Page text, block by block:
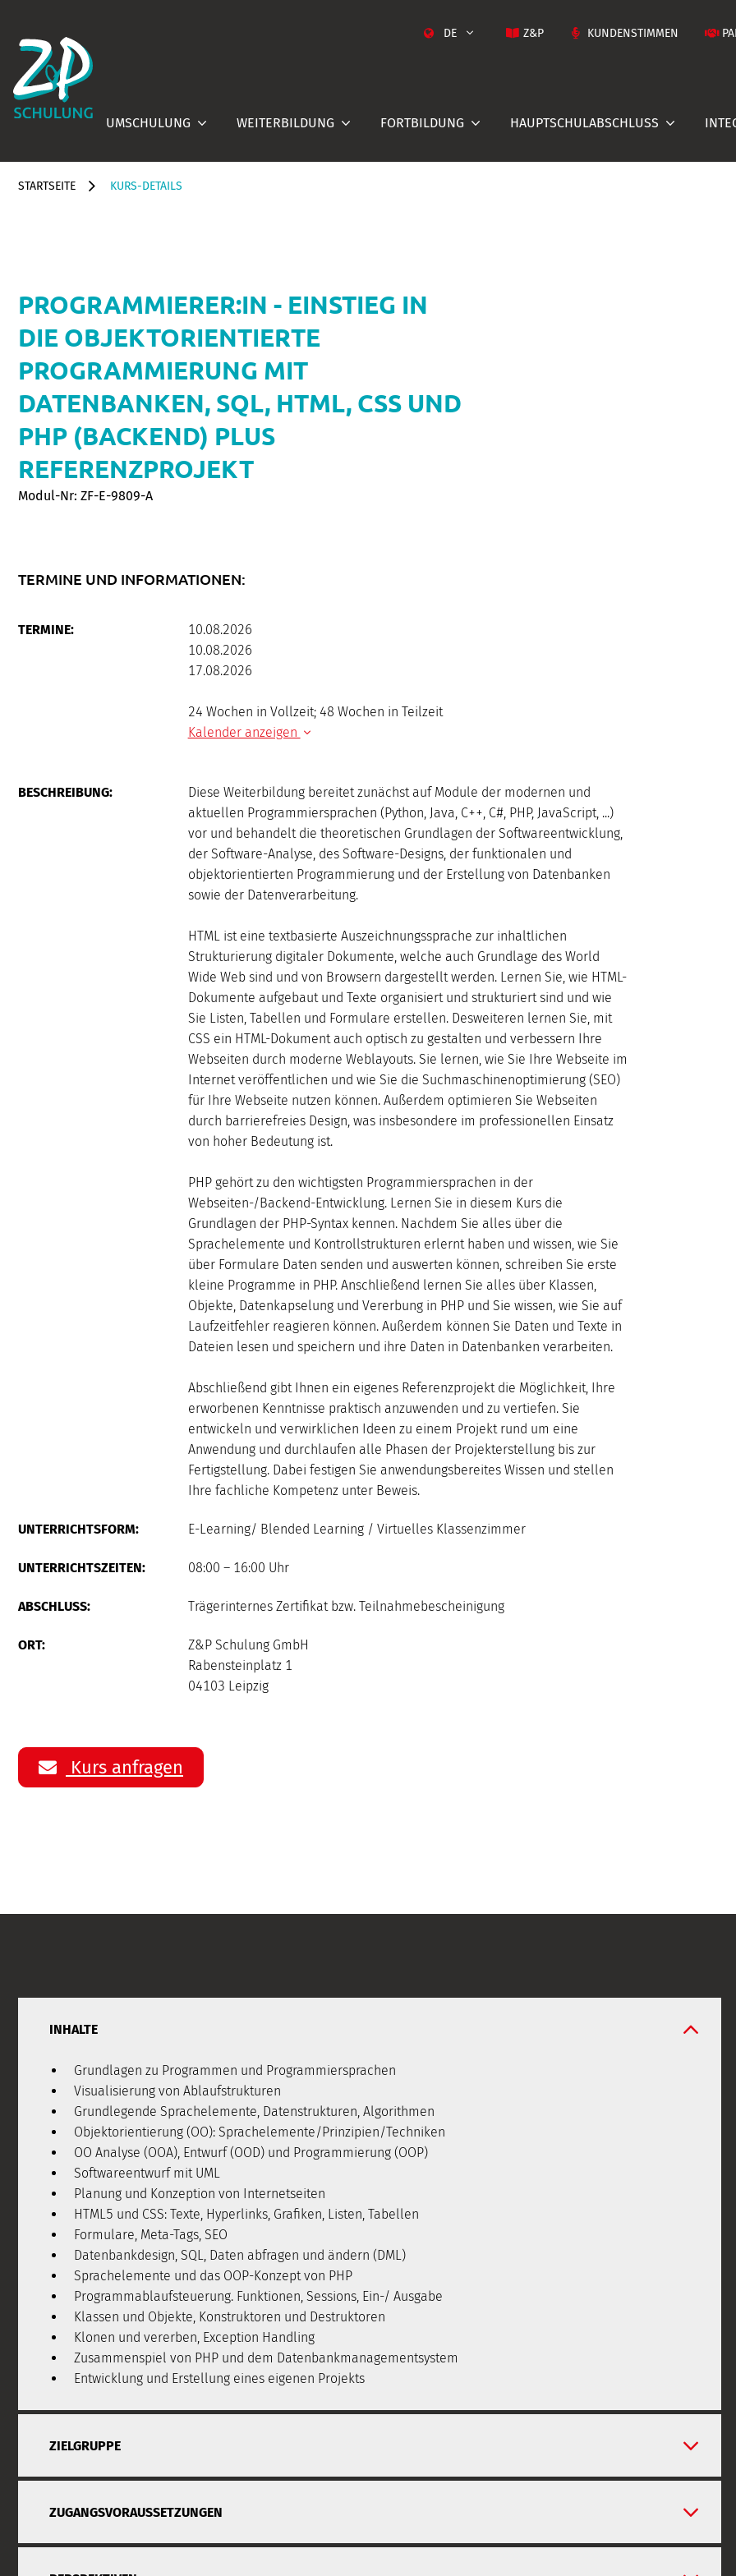
DE Z&P KUNDENSTIMMEN
UMSCHULUNG WEITERBILDUNG FORTBILDUNG HAUPTSCHULABSCHLUSS
STARTSEITE KURS-DETAILS
PROGRAMMIERER:IN - EINSTIEG IN
DIE OBJEKTORIENTIERTE
PROGRAMMIERUNG MIT
DATENBANKEN, SQL, HTML, CSS UND
PHP (BACKEND) PLUS
REFERENZPROJEKT
Modul-Nr: ZF-E-9809-A
TERMINE UND INFORMATIONEN:
TERMINE:
10.08.2026
10.08.2026
17.08.2026
24 Wochen in Vollzeit; 48 Wochen in Teilzeit
Kalender anzeigen
Mo Di Mi Do Fr Sa
3
4 6 7
10
11 12 13 14 15
17
18 19
31
BESCHREIBUNG:
Diese Weiterbildung bereitet zunächst auf Module der modernen und
aktuellen Programmiersprachen (Python, Java, C++, C#, PHP, JavaScript, ...)
vor und behandelt die theoretischen Grundlagen der Softwareentwicklung,
der Software-Analyse, des Software-Designs, der funktionalen und
objektorientierten Programmierung und der Erstellung von Datenbanken
sowie der Datenverarbeitung.
HTML ist eine textbasierte Auszeichnungssprache zur inhaltlichen
Strukturierung digitaler Dokumente, welche auch Grundlage des World
Wide Web sind und von Browsern dargestellt werden. Lernen Sie, wie HTML-
Dokumente aufgebaut und Texte organisiert und strukturiert sind und wie
Sie Listen, Tabellen und Formulare erstellen. Desweiteren lernen Sie, mit
CSS ein HTML-Dokument auch optisch zu gestalten und verbessern Ihre
Webseiten durch moderne Weblayouts. Sie lernen, wie Sie Ihre Webseite im
Internet veröffentlichen und wie Sie die Suchmaschinenoptimierung (SEO)
für Ihre Webseite nutzen können. Außerdem optimieren Sie Webseiten
durch barrierefreies Design, was insbesondere im professionellen Einsatz
von hoher Bedeutung ist.
PHP gehört zu den wichtigsten Programmiersprachen in der
Webseiten-/Backend-Entwicklung. Lernen Sie in diesem Kurs die
Grundlagen der PHP-Syntax kennen. Nachdem Sie alles über die
Sprachelemente und Kontrollstrukturen erlernt haben und wissen, wie Sie
über Formulare Daten senden und auswerten können, schreiben Sie erste
kleine Programme in PHP. Anschließend lernen Sie alles über Klassen,
Objekte, Datenkapselung und Vererbung in PHP und Sie wissen, wie Sie auf
Laufzeitfehler reagieren können. Außerdem können Sie Daten und Texte in
Dateien lesen und speichern und ihre Daten in Datenbanken verarbeiten.
Abschließend gibt Ihnen ein eigenes Referenzprojekt die Möglichkeit, Ihre
erworbenen Kenntnisse praktisch anzuwenden und zu vertiefen. Sie
entwickeln und verwirklichen Ideen zu einem Projekt rund um eine
Anwendung und durchlaufen alle Phasen der Projekterstellung bis zur
Fertigstellung. Dabei festigen Sie anwendungsbereites Wissen und stellen
Ihre fachliche Kompetenz unter Beweis.
UNTERRICHTSFORM: E-Learning/ Blended Learning / Virtuelles Klassenzimmer
UNTERRICHTSZEITEN: 08:00 – 16:00 Uhr
ABSCHLUSS: Trägerinternes Zertifikat bzw. Teilnahmebescheinigung
ORT:
Z&P Schulung GmbH
Rabensteinplatz 1
04103 Leipzig
Kurs anfragen
INHALTE
Grundlagen zu Programmen und Programmiersprachen
Visualisierung von Ablaufstrukturen
Grundlegende Sprachelemente, Datenstrukturen, Algorithmen
Objektorientierung (OO): Sprachelemente/Prinzipien/Techniken
OO Analyse (OOA), Entwurf (OOD) und Programmierung (OOP)
Softwareentwurf mit UML
Planung und Konzeption von Internetseiten
HTML5 und CSS: Texte, Hyperlinks, Grafiken, Listen, Tabellen
Formulare, Meta-Tags, SEO
Datenbankdesign, SQL, Daten abfragen und ändern (DML)
Sprachelemente und das OOP-Konzept von PHP
Programmablaufsteuerung. Funktionen, Sessions, Ein-/ Ausgabe
Klassen und Objekte, Konstruktoren und Destruktoren
Klonen und vererben, Exception Handling
Zusammenspiel von PHP und dem Datenbankmanagementsystem
Entwicklung und Erstellung eines eigenen Projekts
ZIELGRUPPE
ZUGANGSVORAUSSETZUNGEN